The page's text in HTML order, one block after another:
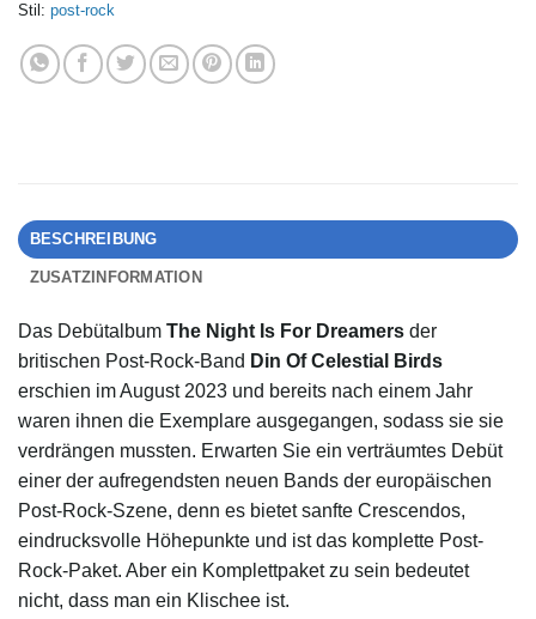
Stil: post-rock
BESCHREIBUNG
ZUSATZINFORMATION
Das Debütalbum The Night Is For Dreamers der
britischen Post-Rock-Band Din Of Celestial Birds
erschien im August 2023 und bereits nach einem Jahr
waren ihnen die Exemplare ausgegangen, sodass sie sie
verdrängen mussten. Erwarten Sie ein verträumtes Debüt
einer der aufregendsten neuen Bands der europäischen
Post-Rock-Szene, denn es bietet sanfte Crescendos,
eindrucksvolle Höhepunkte und ist das komplette Post-
Rock-Paket. Aber ein Komplettpaket zu sein bedeutet
nicht, dass man ein Klischee ist.